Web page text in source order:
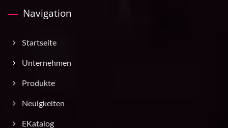
Navigation
Startseite
Unternehmen
Produkte
Neuigkeiten
EKatalog